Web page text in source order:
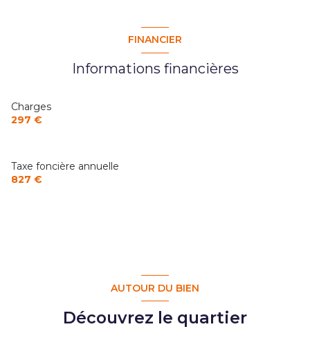
FINANCIER
Informations financières
Charges
297 €
Taxe foncière annuelle
827 €
AUTOUR DU BIEN
Découvrez le quartier